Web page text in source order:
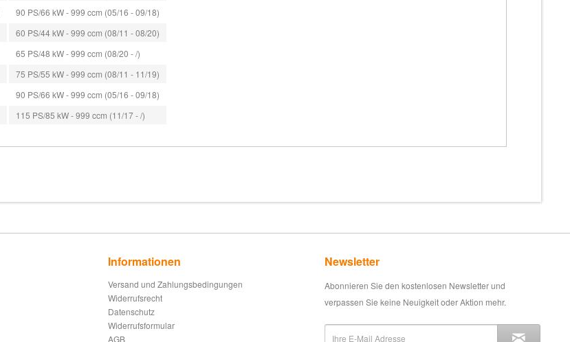
90 PS/66 kW - 999 ccm (05/16 - 09/18)
60 PS/44 kW - 999 ccm (08/11 - 08/20)
65 PS/48 kW - 999 ccm (08/20 - /)
75 PS/55 kW - 999 ccm (08/11 - 11/19)
90 PS/66 kW - 999 ccm (05/16 - 09/18)
115 PS/85 kW - 999 ccm (11/17 - /)
Informationen
Versand und Zahlungsbedingungen
Widerrufsrecht
Datenschutz
Widerrufsformular
AGB
Newsletter
Abonnieren Sie den kostenlosen Newsletter und
verpassen Sie keine Neuigkeit oder Aktion mehr.